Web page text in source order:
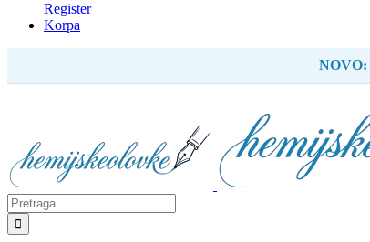
Register
Korpa
NOVO:
Search
for: